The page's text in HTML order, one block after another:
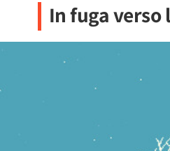
In fuga verso